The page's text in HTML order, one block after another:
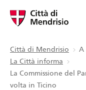
Città di Mendrisio
A
La Città informa
La Commissione del
volta in Ticino